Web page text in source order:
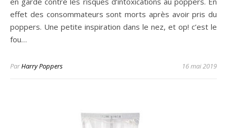
effet des consommateurs sont morts après avoir pris du
poppers. Une petite inspiration dans le nez, et op! c’est le
fou…
ParHarry Poppers 16 mai 2019